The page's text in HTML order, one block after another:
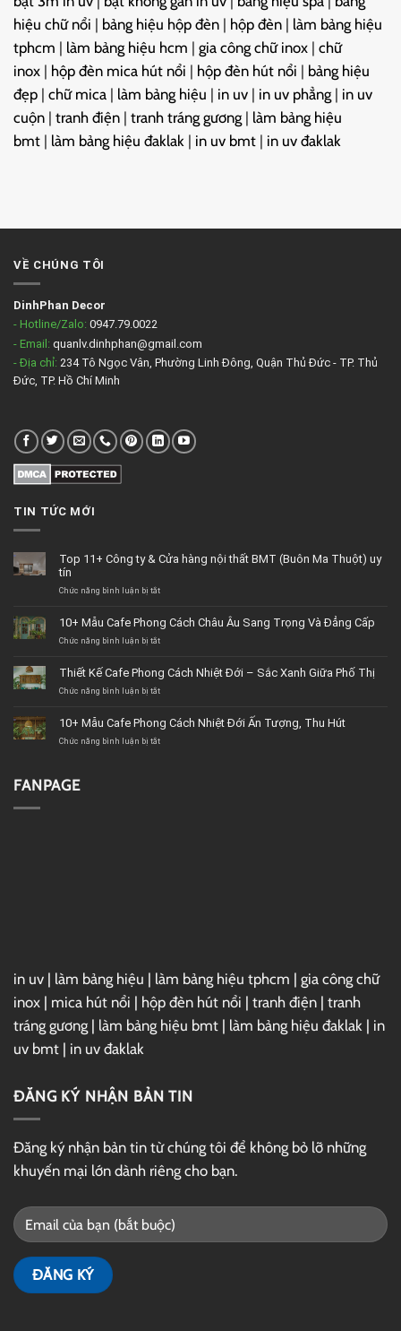
hiệu chữ nổi | bảng hiệu hộp đèn | hộp đèn | làm bảng hiệu
tphcm | làm bảng hiệu hcm | gia công chữ inox | chữ
inox | hộp đèn mica hút nổi | hộp đèn hút nổi | bảng hiệu
đẹp | chữ mica | làm bảng hiệu | in uv | in uv phẳng | in uv
cuộn | tranh điện | tranh tráng gương | làm bảng hiệu
bmt | làm bảng hiệu đaklak | in uv bmt | in uv đaklak
VỀ CHÚNG TÔI
DinhPhan Decor
- Hotline/Zalo: 0947.79.0022
- Email: quanlv.dinhphan@gmail.com
- Địa chỉ: 234 Tô Ngọc Vân, Phường Linh Đông, Quận Thủ Đức - TP. Thủ
Đức, TP. Hồ Chí Minh
TIN TỨC MỚI
Top 11+ Công ty & Cửa hàng nội thất BMT (Buôn Ma Thuột) uy
tín
Chức năng bình luận bị tắt
Công
hàng
(Buôn
10+ Mẫu Cafe Phong Cách Châu Âu Sang Trọng Và Đẳng Cấp
Chức năng bình luận bị tắt
Cafe
Âu
Thiết Kế Cafe Phong Cách Nhiệt Đới – Sắc Xanh Giữa Phố Thị
Chức năng bình luận bị tắt
Cafe
10+ Mẫu Cafe Phong Cách Nhiệt Đới Ấn Tượng, Thu Hút
Chức năng bình luận bị tắt
FANPAGE
in uv | làm bảng hiệu | làm bảng hiệu tphcm | gia công chữ
inox | mica hút nổi | hộp đèn hút nổi | tranh điện | tranh
tráng gương | làm bảng hiệu bmt | làm bảng hiệu đaklak | in
uv bmt | in uv đaklak
ĐĂNG KÝ NHẬN BẢN TIN
Đăng ký nhận bản tin từ chúng tôi để không bỏ lỡ những
khuyến mại lớn dành riêng cho bạn.